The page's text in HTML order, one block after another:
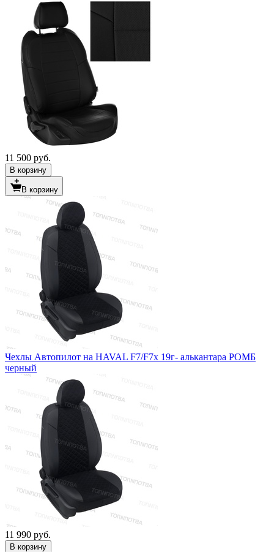
11 500 руб.
В корзину
В корзину
Чехлы Автопилот на HAVAL F7/F7x 19г- алькантара РОМБ
черный
11 990 руб.
В корзину